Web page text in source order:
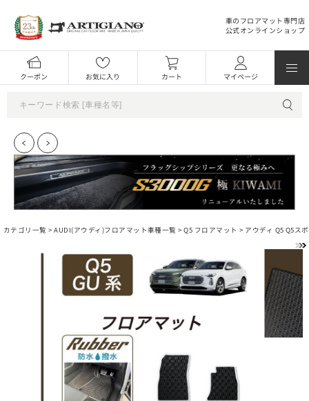
車のフロアマット専門店
公式オンラインショップ
クーポン お気に入り カート マイページ
カテゴリ一覧 >AUDI(アウディ)フロアマット車種一覧 >Q5 フロアマット > アウディ Q5 Q5ス